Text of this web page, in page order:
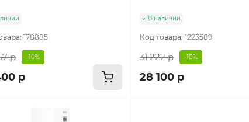
178885
р -10%
р
В наличии
Код товара:1223589
31 222 р -10%
28 100 р